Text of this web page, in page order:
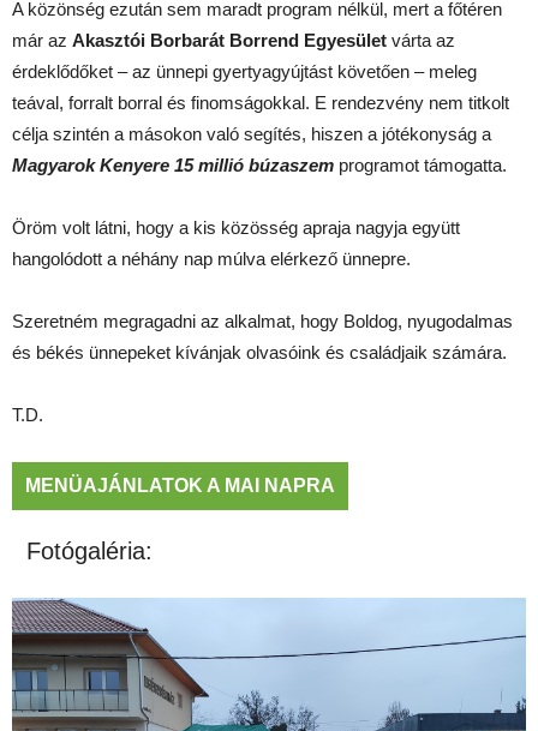
A közönség ezután sem maradt program nélkül, mert a főtéren
már az Akasztói Borbarát Borrend Egyesület várta az
érdeklődőket – az ünnepi gyertyagyújtást követően – meleg
teával, forralt borral és finomságokkal. E rendezvény nem titkolt
célja szintén a másokon való segítés, hiszen a jótékonyság a
Magyarok Kenyere 15 millió búzaszem programot támogatta.
Öröm volt látni, hogy a kis közösség apraja nagyja együtt
hangolódott a néhány nap múlva elérkező ünnepre.
Szeretném megragadni az alkalmat, hogy Boldog, nyugodalmas
és békés ünnepeket kívánjak olvasóink és családjaik számára.
T.D.
MENÜAJÁNLATOK A MAI NAPRA
Fotógaléria: